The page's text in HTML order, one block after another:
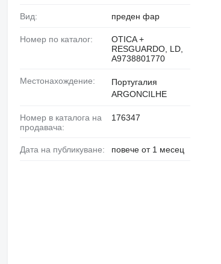
Вид: преден фар
Номер по каталог:
OTICA +
RESGUARDO, LD,
A9738801770
Местонахождение:
Португалия
ARGONCILHE
Номер в каталога на
продавача:
176347
Дата на публикуване: повече от 1 месец